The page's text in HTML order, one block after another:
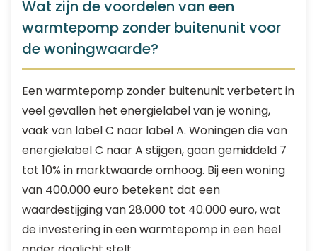
Wat zijn de voordelen van een
warmtepomp zonder buitenunit voor
de woningwaarde?
Een warmtepomp zonder buitenunit verbetert in
veel gevallen het energielabel van je woning,
vaak van label C naar label A. Woningen die van
energielabel C naar A stijgen, gaan gemiddeld 7
tot 10% in marktwaarde omhoog. Bij een woning
van 400.000 euro betekent dat een
waardestijging van 28.000 tot 40.000 euro, wat
de investering in een warmtepomp in een heel